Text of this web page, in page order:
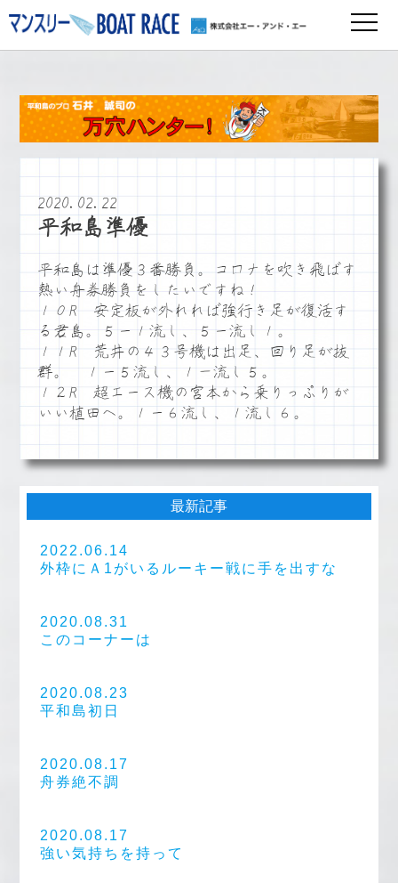
2020.02.22
平和島準優
平和島は準優３番勝負。コロナを吹き飛ばす
熱い舟券勝負をしたいですね！
１０R 安定板が外れれば強行き足が復活す
る君島。５ー１流し、５ー流し１。
１１R 荒井の４３号機は出足、回り足が抜
群。 １ー５流し、１－流し５。
１２R 超エース機の宮本から乗りっぷりが
いい植田へ。１ー６流し、１流し６。
最新記事
2022.06.14
外枠にＡ1がいるルーキー戦に手を出すな
2020.08.31
このコーナーは
2020.08.23
平和島初日
2020.08.17
舟券絶不調
2020.08.17
強い気持ちを持って